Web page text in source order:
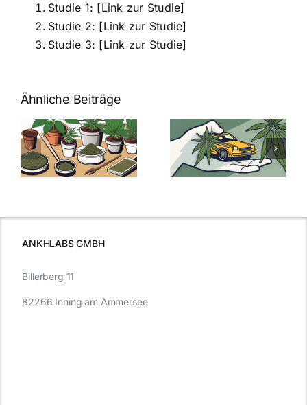
Studie 1: [Link zur Studie]
Studie 2: [Link zur Studie]
Studie 3: [Link zur Studie]
Ähnliche Beiträge
Neue THC-
Grenzwert-
Regelung:
Was Sie über
Cannabis und
müssen
Cannabis
Samen
kaufen: Alles
was Sie
ANKHLABS GMBH
Billerberg 11
82266 Inning am Ammersee